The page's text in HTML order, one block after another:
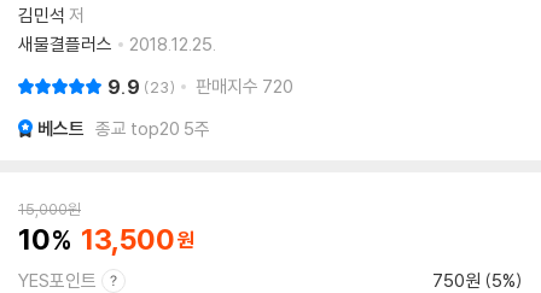
김민석 저
새물결플러스
2018.12.25.
9.9 23 판매지수 720
베스트 종교 top20 5주
15,000원
10 13,500
YES포인트 750원 (5%)